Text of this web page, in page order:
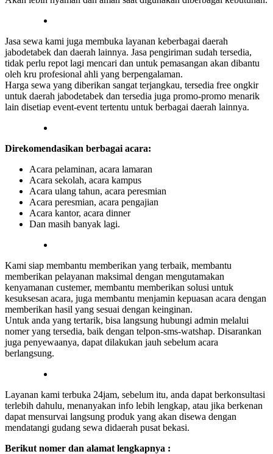
Jasa sewa kami juga membuka layanan keberbagai daerah
jabodetabek dan daerah lainnya. Jasa pengiriman sudah tersedia,
tidak perlu repot lagi mencari dan untuk pemasangan akan dibantu
oleh kru profesional ahli yang berpengalaman.
Harga sewa yang diberikan sangat terjangkau, tersedia free ongkir
untuk daerah jabodetabek dan tersedia juga promo-promo menarik
lain disetiap event-event tertentu untuk berbagai daerah lainnya.
Direkomendasikan berbagai acara:
Acara pelaminan, acara lamaran
Acara sekolah, acara kampus
Acara ulang tahun, acara peresmian
Acara peresmian, acara pengajian
Acara kantor, acara dinner
Dan masih banyak lagi.
Kami siap membantu memberikan yang terbaik, membantu
memberikan pelayanan maksimal dengan mengutamakan
kenyamanan custemer, membantu memberikan solusi untuk
kesuksesan acara, juga membantu menjamin kepuasan acara dengan
memberikan hasil yang sesuai dengan keinginan.
Untuk anda yang tertarik, bisa langsung hubungi admin melalui
nomer yang tersedia, baik dengan telpon-sms-watshap. Disarankan
juga penyewaanya, dapat dilakukan jauh sebelum acara
berlangsung.
Layanan kami terbuka 24jam, sebelum itu, anda dapat berkonsultasi
terlebih dahulu, menanyakan info lebih lengkap, atau jika berkenan
dapat mensurvai langsung produk yang akan disewa dengan
mendatangi gudang sewa didaerah pusat bekasi.
Berikut nomer dan alamat lengkapnya :